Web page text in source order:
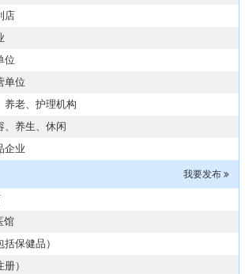
产品注册和平台搭建
【毛利65%年销售3亿左右】
转让
液项目招商或寻求技术转让
招商
09-27
计划
利有3000多万）
品种大包
专业化的财务服务
店
位
单位
养老、护理机构
、养生、休闲
企业
我要发布
馆
保健品）
）